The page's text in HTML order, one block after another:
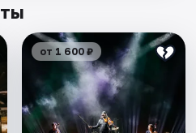
от 1 600 ₽